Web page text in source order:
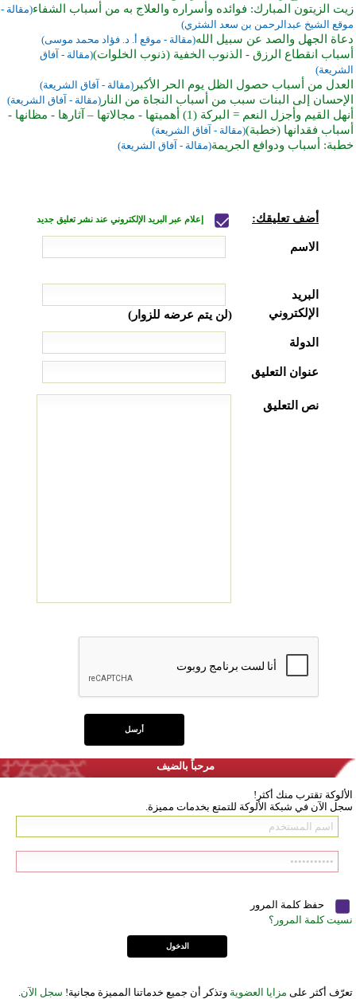
زيت الزيتون المبارك: فوائده وأسراره والعلاج به من أسباب الشفاء(مقالة -
موقع الشيخ عبدالرحمن بن سعد الشثري)
دعاة الجهل والصد عن سبيل الله(مقالة - موقع أ. د. فؤاد محمد موسى)
أسباب انقطاع الرزق - الذنوب الخفية (ذنوب الخلوات)(مقالة - آفاق
الشريعة)
العدل من أسباب حصول الظل يوم الحر الأكبر (مقالة - آفاق الشريعة)
الإحسان إلى البنات سبب من أسباب النجاة من النار (مقالة - آفاق الشريعة)
أنهل القيم وأجزل النعم = البركة (1) أهميتها - مجالاتها – آثارها - مظانها -
أسباب فقدانها (خطبة)(مقالة - آفاق الشريعة)
خطبة: أسباب ودوافع الجريمة(مقالة - آفاق الشريعة)
أضف تعليقك: إعلام عبر البريد الإلكتروني عند نشر تعليق جديد
الاسم
البريد
الإلكتروني
(لن يتم عرضه للزوار)
الدولة
عنوان التعليق
نص التعليق
مرحباً بالضيف
الألوكة تقترب منك أكثر!
سجل الآن في شبكة الألوكة للتمتع بخدمات مميزة.
حفظ كلمة المرور
نسيت كلمة المرور؟
تعرّف أكثر على مزايا العضوية وتذكر أن جميع خدماتنا المميزة مجانية! سجل الآن